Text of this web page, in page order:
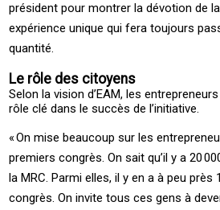
président pour montrer la dévotion de
expérience unique qui fera toujours
quantité.
Le rôle des citoyens
Selon la vision d’EAM, les
rôle clé dans le succès de l’initiative.
« ­On mise beaucoup sur les
premiers congrès. On sait qu’il y a 20
la ­MRC. Parmi elles, il y en a à peu près
congrès. On invite tous ces gens à